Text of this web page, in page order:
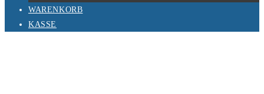
WARENKORB
KASSE